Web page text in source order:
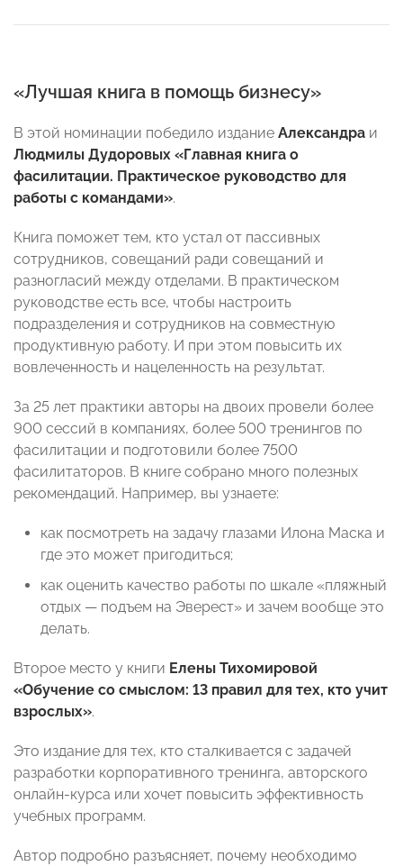
«Лучшая книга в помощь бизнесу»
В этой номинации победило издание Александра и
Людмилы Дудоровых «Главная книга о
фасилитации. Практическое руководство для
работы с командами».
Книга поможет тем, кто устал от пассивных
сотрудников, совещаний ради совещаний и
разногласий между отделами. В практическом
руководстве есть все, чтобы настроить
подразделения и сотрудников на совместную
продуктивную работу. И при этом повысить их
вовлеченность и нацеленность на результат.
За 25 лет практики авторы на двоих провели более
900 сессий в компаниях, более 500 тренингов по
фасилитации и подготовили более 7500
фасилитаторов. В книге собрано много полезных
рекомендаций. Например, вы узнаете:
как посмотреть на задачу глазами Илона Маска и
где это может пригодиться;
как оценить качество работы по шкале «пляжный
отдых — подъем на Эверест» и зачем вообще это
делать.
Второе место у книги Елены Тихомировой
«Обучение со смыслом: 13 правил для тех, кто учит
взрослых».
Это издание для тех, кто сталкивается с задачей
разработки корпоративного тренинга, авторского
онлайн-курса или хочет повысить эффективность
учебных программ.
Автор подробно разъясняет, почему необходимо